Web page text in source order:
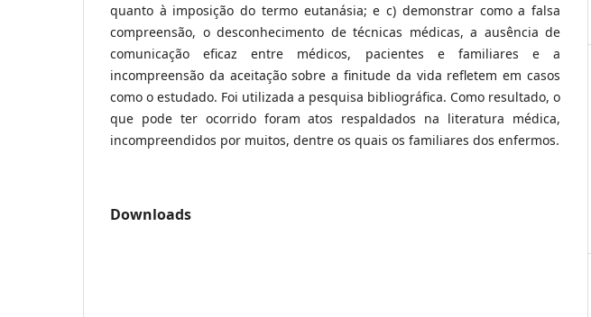
quanto à imposição do termo eutanásia; e c) demonstrar como a falsa
compreensão, o desconhecimento de técnicas médicas, a ausência de
comunicação eficaz entre médicos, pacientes e familiares e a
incompreensão da aceitação sobre a finitude da vida refletem em casos
como o estudado. Foi utilizada a pesquisa bibliográfica. Como resultado, o
que pode ter ocorrido foram atos respaldados na literatura médica,
incompreendidos por muitos, dentre os quais os familiares dos enfermos.
Downloads